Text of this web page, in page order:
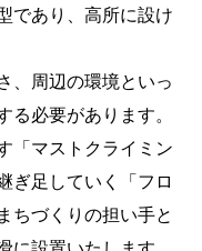
であり、高所に設け
、周辺の環境といっ
必要があります。
「マストクライミン
ぎ足していく「フロ
ちづくりの担い手と